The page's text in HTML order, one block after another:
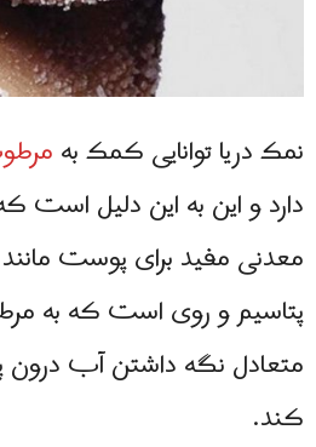
نمک دریا توانایی کمک به
دارد و این به این دلیل است
معدنی مفید برای پوست
پتاسیم و روی است که به
متعادل نگه داشتن آب
کند.